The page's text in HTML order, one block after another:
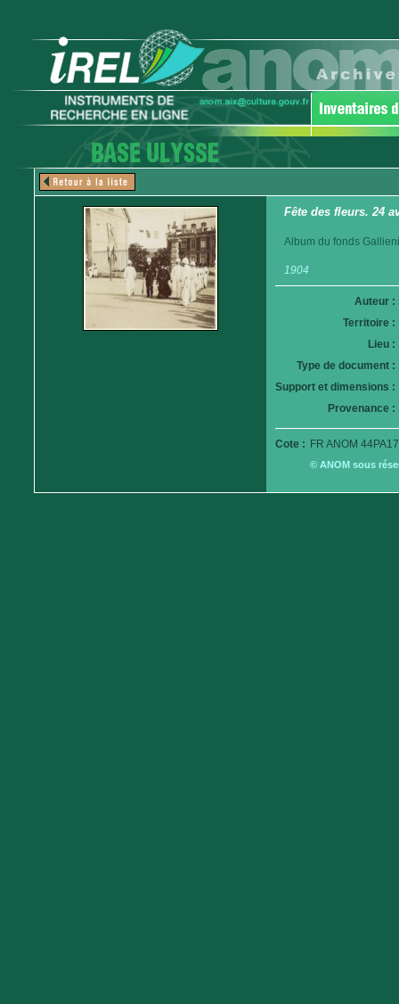
Fête des fleurs. 24
Album du fonds
1904
Auteur :
Territoire :
Lieu :
Type de document :
Support et dimensions :
Provenance :
Cote : FR ANOM
© ANOM sous